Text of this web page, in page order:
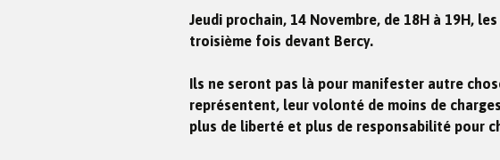
Jeudi prochain, 14 Novembre, de 18H à 19H,
troisième fois devant Bercy.
Ils ne seront pas là pour manifester autre
représentent, leur volonté de moins de
plus de liberté et plus de responsabilité pour